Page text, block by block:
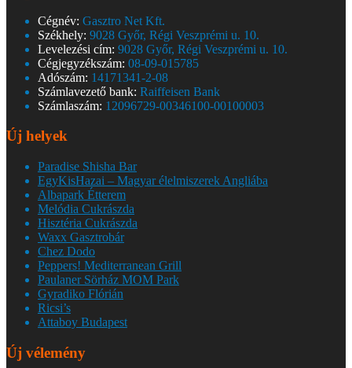
Cégnév: Gasztro Net Kft.
Székhely: 9028 Győr, Régi Veszprémi u. 10.
Levelezési cím: 9028 Győr, Régi Veszprémi u. 10.
Cégjegyzékszám: 08-09-015785
Adószám: 14171341-2-08
Számlavezető bank: Raiffeisen Bank
Számlaszám: 12096729-00346100-00100003
Új helyek
Paradise Shisha Bar
EgyKisHazai – Magyar élelmiszerek Angliába
Albapark Étterem
Melódia Cukrászda
Hisztéria Cukrászda
Waxx Gasztrobár
Chez Dodo
Peppers! Mediterranean Grill
Paulaner Sörház MOM Park
Gyradiko Flórián
Ricsi’s
Attaboy Budapest
Új vélemény